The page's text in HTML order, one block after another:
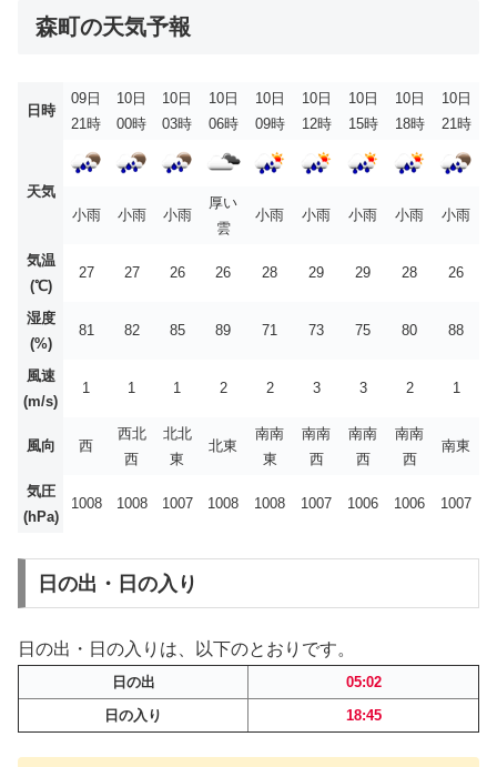
森町の天気予報
日時
09日
21時
10日
00時
10日
03時
10日
06時
10日
09時
10日
12時
10日
15時
10日
18時
10日
21時
天気
小雨
小雨 小雨
厚い
雲
小雨 小雨 小雨 小雨 小雨
気温
(℃)
27 27 26 26 28 29 29 28 26
湿度
(%)
81 82 85 89 71 73 75 80 88
風速
(m/s)
1 1 1 2 2 3 3 2 1
風向 西
西北
西
北北
東
北東
南南
東
南南
西
南南
西
南南
西
南東
気圧
(hPa)
1008 1008 1007 1008 1008 1007 1006 1006 1007
日の出・日の入り
日の出・日の入りは、以下のとおりです。
日の出
05:02
日の入り
18:45